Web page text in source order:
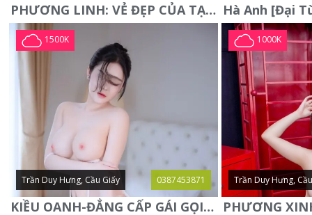
PHƯƠNG LINH: VẺ ĐẸP CỦA TẠO HÓA, XINH ĐẸP, SEXY, QUYỄN RŨ
1500K
Trần Duy Hưng, Cầu Giấy 0387453871
KIỀU OANH-ĐẲNG CẤP GÁI GỌI XINH SANG-NGOAN NGOÃN
1000K
Trần Duy Hưng,